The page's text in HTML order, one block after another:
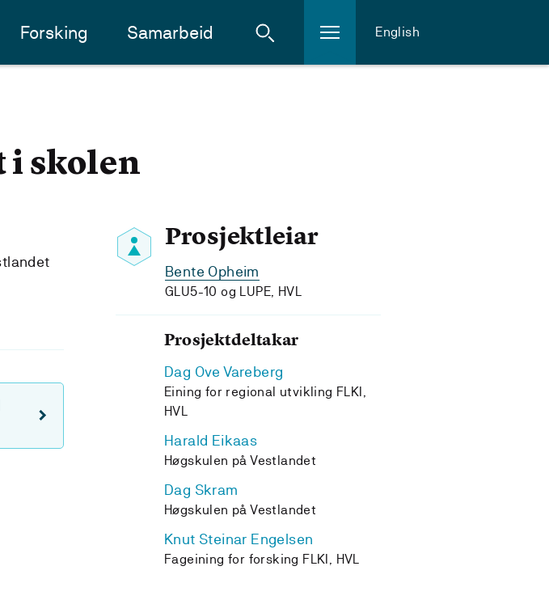
Forsking Samarbeid English
i skolen
Prosjektleiar
Bente Opheim
GLU5-10 og LUPE, HVL
Prosjektdeltakar
Dag Ove Vareberg
Eining for regional utvikling FLKI,
HVL
Harald Eikaas
Høgskulen på Vestlandet
Dag Skram
Høgskulen på Vestlandet
Knut Steinar Engelsen
Fageining for forsking FLKI, HVL